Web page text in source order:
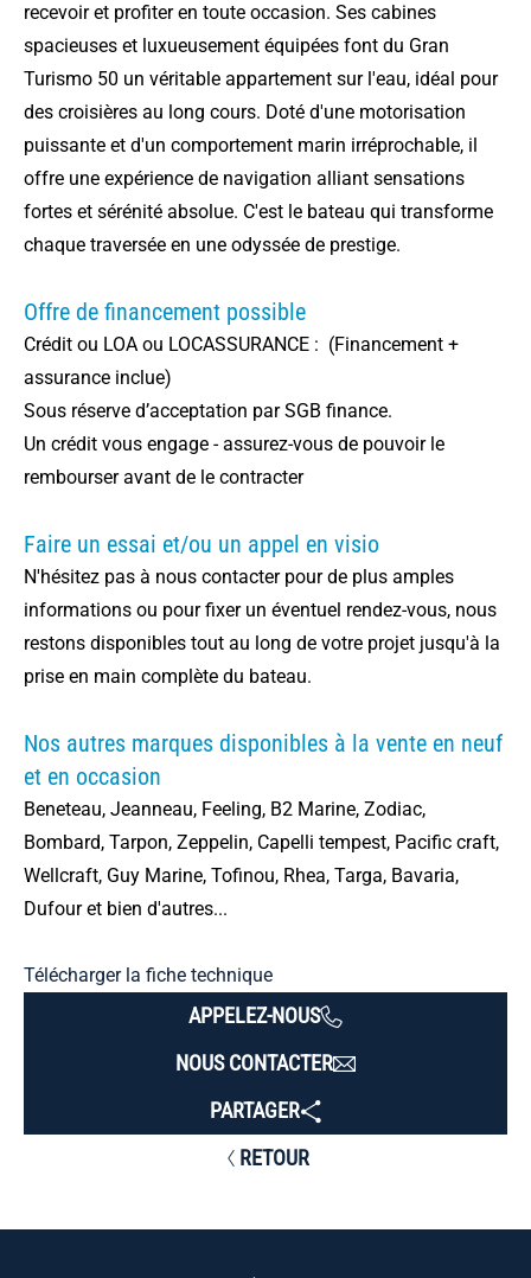
recevoir et profiter en toute occasion. Ses cabines
spacieuses et luxueusement équipées font du Gran
Turismo 50 un véritable appartement sur l'eau, idéal pour
des croisières au long cours. Doté d'une motorisation
puissante et d'un comportement marin irréprochable, il
offre une expérience de navigation alliant sensations
fortes et sérénité absolue. C'est le bateau qui transforme
chaque traversée en une odyssée de prestige.
Offre de financement possible
Crédit ou LOA ou LOCASSURANCE : (Financement +
assurance inclue)
Sous réserve d’acceptation par SGB finance.
Un crédit vous engage - assurez-vous de pouvoir le
rembourser avant de le contracter
Faire un essai et/ou un appel en visio
N'hésitez pas à nous contacter pour de plus amples
informations ou pour fixer un éventuel rendez-vous, nous
restons disponibles tout au long de votre projet jusqu'à la
prise en main complète du bateau.
Nos autres marques disponibles à la vente en neuf
et en occasion
Beneteau, Jeanneau, Feeling, B2 Marine, Zodiac,
Bombard, Tarpon, Zeppelin, Capelli tempest, Pacific craft,
Wellcraft, Guy Marine, Tofinou, Rhea, Targa, Bavaria,
Dufour et bien d'autres...
Télécharger la fiche technique
RETOUR
APPELEZ-NOUS
NOUS CONTACTER
PARTAGER